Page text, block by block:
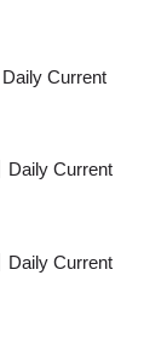
Daily Current
Daily Current
Daily Current